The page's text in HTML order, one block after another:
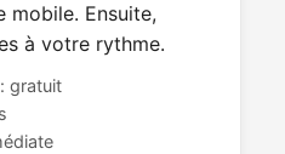
mobile. Ensuite,
à votre rythme.
gratuit